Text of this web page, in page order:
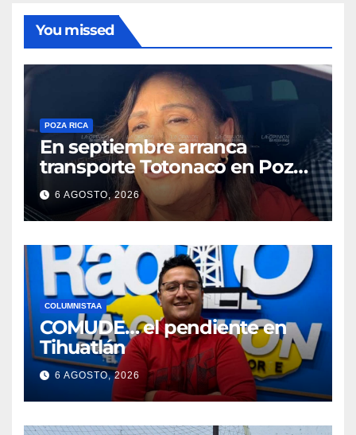
You missed
POZA RICA
En septiembre arranca
transporte Totonaco en Poza
Rica
6 AGOSTO, 2026
COLUMNISTAA
COMUDE… el pendiente en
Tihuatlán
6 AGOSTO, 2026